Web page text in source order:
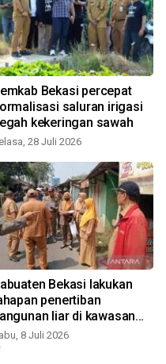
Bekasi percepat
saluran irigasi
kekeringan sawah
28 Juli 2026
Bekasi lakukan
penertiban
liar di kawasan
Tua
8 Juli 2026